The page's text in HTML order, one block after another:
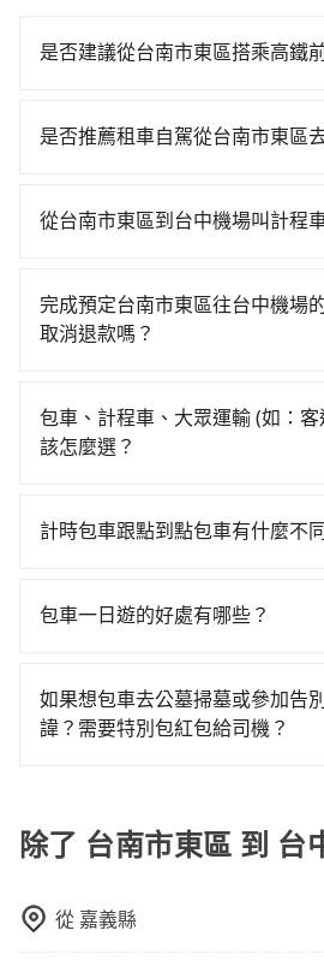
是否建議從台南市東區搭乘高鐵
適、較貴、費時，且難叫計程車
南高鐵站，叫一輛計程車花費約
鐵從台南站前往台中高鐵站，每
分鐘出站、等待車站前排班的計
行，高鐵加轉乘之平均每人花費
領有合法執照的計程車僅有4,100
小黃司機不按表收費，看乘客是
而不預約包車，不僅每人至少額
拼車共乘服務，最多可再節省
是否推薦租車自駕從台南市東區
路邊多天不用車，停車費與租車
從台南市東區到台中機場叫計程
灣大車隊、Uber、Line Taxi、
到車，也可考慮打電話至附近的
tripool可省高達$1,200。但如果
好臨時叫車，那要注意台南市僅
計程車司機不按錶計費，約有
中機場的最佳選擇。
完成預定台南市東區往台中機場
取消退款嗎？
論任何理由，保證全額退費，且不
包車、計程車、大眾運輸 (如：
該怎麼選？
擇： 預算：不同交通工具價格不
比較寬鬆且不介意耗時轉乘可選
車。 時間：需在特定時間到達目
車，不趕時間即可選用大眾運輸
計時包車跟點到點包車有什麼不
不同之處： 計時包車：計時包車
多個地點間來回穿梭的客戶，例
等。 點到點包車：點到點包車是
包車一日遊的好處有哪些？
願和需要來安排行程，其次，包
體驗當地文化和風土人情，此外
如果想包車去公墓掃墓或參加告
諱？需要特別包紅包給司機？
如需要載運骨灰罈或在車上進行
車前先向客服詢問是否有相應的司
您自行決定。不過，建議可事先
除了 台南市東區 到
從 嘉義縣